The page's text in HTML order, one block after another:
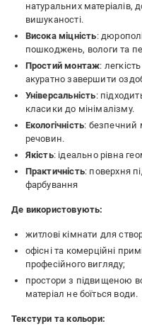
натуральних матеріалів,
вишуканості.
Висока міцність:
пошкоджень, вологи та
Простий монтаж:
акуратно завершити
Універсальність:
класики до мінімалізму.
Екологічність: безпечний
речовин.
Якість: ідеально рівна
Практичність: поверхня
фарбування
Де використовують:
житлові кімнати для
офісні та комерційні
професійного вигляду;
простори з підвищеною
матеріал не боїться води.
Текстури та кольори: